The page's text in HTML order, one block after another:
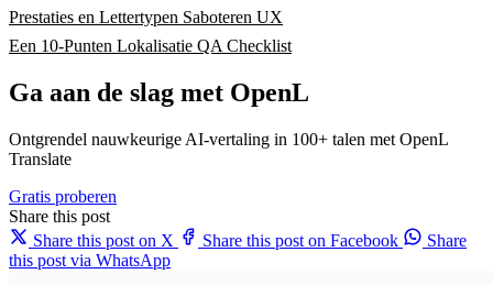
Prestaties en Lettertypen Saboteren UX
Een 10-Punten Lokalisatie QA Checklist
Ga aan de slag met OpenL
Ontgrendel nauwkeurige AI-vertaling in 100+ talen met OpenL
Translate
Gratis proberen
Share this post
Share this post on X
Share this post on Facebook
Share
this post via WhatsApp